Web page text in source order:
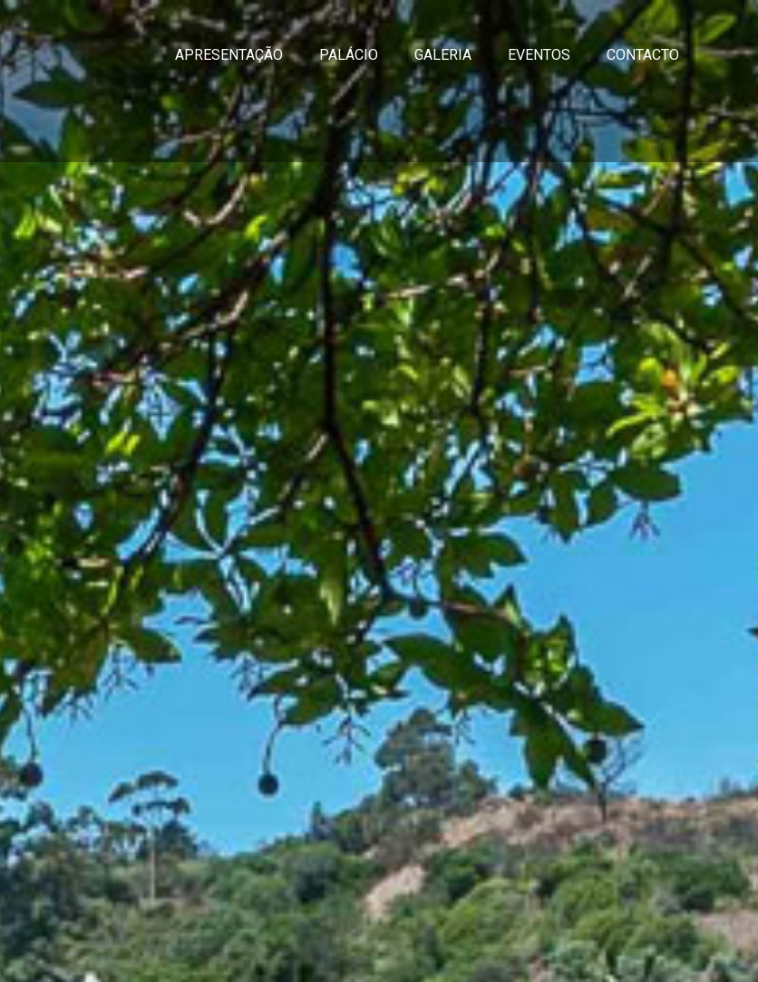
APRESENTAÇÃO PALÁCIO GALERIA EVENTOS CONTACTO